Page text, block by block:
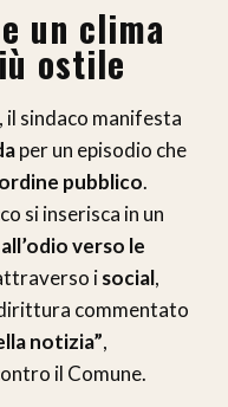
un clima
ostile
il sindaco manifesta
per un episodio che
ordine pubblico.
si inserisca in un
verso le
isocial,
commentato
notizia”,
il Comune.